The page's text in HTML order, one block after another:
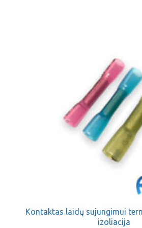
Kontaktas laidų sujungimui
izoliacija